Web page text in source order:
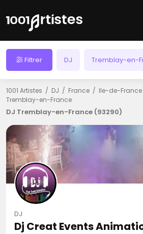
Filtrer DJ Tremblay-en-
1001 Artistes DJ France Ile-de-France
Tremblay-en-France
DJ Tremblay-en-France (93290)
DJ
Dj Creat Events